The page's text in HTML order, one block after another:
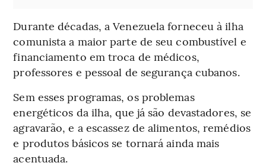
Durante décadas, a Venezuela forneceu à ilha
comunista a maior parte de seu combustível e
financiamento em troca de médicos,
professores e pessoal de segurança cubanos.
Sem esses programas, os problemas
energéticos da ilha, que já são devastadores, se
agravarão, e a escassez de alimentos, remédios
e produtos básicos se tornará ainda mais
acentuada.